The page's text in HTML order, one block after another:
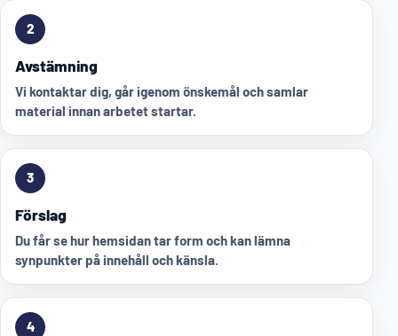
2
Avstämning
Vi kontaktar dig, går igenom önskemål och samlar
material innan arbetet startar.
3
Förslag
Du får se hur hemsidan tar form och kan lämna
synpunkter på innehåll och känsla.
4